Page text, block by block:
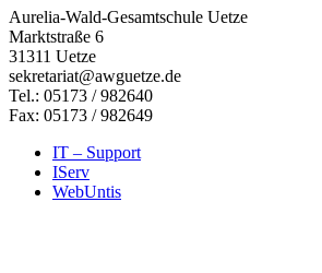
Aurelia-Wald-Gesamtschule Uetze
Marktstraße 6
31311 Uetze
sekretariat@awguetze.de
Tel.: 05173 / 982640
Fax: 05173 / 982649
IT – Support
IServ
WebUntis